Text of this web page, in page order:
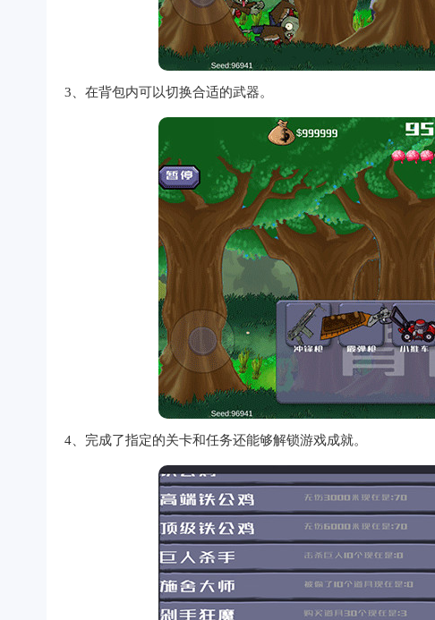
3、在背包内可以切换合适的武器。
4、完成了指定的关卡和任务还能够解锁游戏成就。